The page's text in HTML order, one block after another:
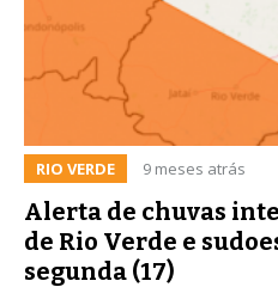
RIO VERDE 9 meses atrás
Alerta de chuvas
de Rio Verde e
segunda (17)